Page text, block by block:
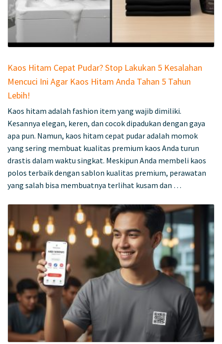
Kaos Hitam Cepat Pudar? Stop Lakukan 5 Kesalahan
Mencuci Ini Agar Kaos Hitam Anda Tahan 5 Tahun
Lebih!
Kaos hitam adalah fashion item yang wajib dimiliki.
Kesannya elegan, keren, dan cocok dipadukan dengan gaya
apa pun. Namun, kaos hitam cepat pudar adalah momok
yang sering membuat kualitas premium kaos Anda turun
drastis dalam waktu singkat. Meskipun Anda membeli kaos
polos terbaik dengan sablon kualitas premium, perawatan
yang salah bisa membuatnya terlihat kusam dan …